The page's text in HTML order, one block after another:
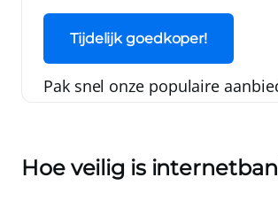
Tijdelijk goedkoper!
Pak snel onze populaire
Hoe veilig is